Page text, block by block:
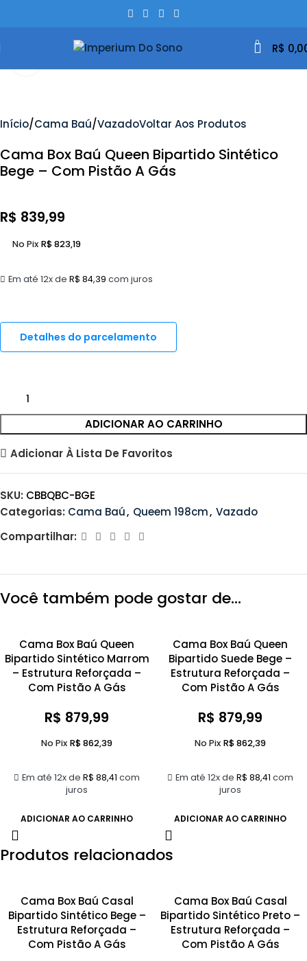
0 R$
Início Cama Baú VazadoVoltar Aos Produtos
Cama Box Baú Queen Bipartido Sintético
Bege – Com Pistão A Gás
R$ 839,99
Em até 12x de R$ 84,39 com juros
No Pix R$823,19
Detalhes do parcelamento
ADICIONAR AO CARRINHO
Adicionar À Lista De Favoritos
SKU: CBBQBC-BGE
Categorias: Cama Baú, Queem 198cm, Vazado
Compartilhar:
Você também pode gostar de…
Cama Box Baú Queen
Bipartido Sintético Marrom
– Estrutura Reforçada –
Com Pistão A Gás
R$ 879,99
Em até 12x de R$ 88,41 com
juros
No Pix R$862,39
ADICIONAR AO CARRINHO
Cama Box Baú Queen
Bipartido Suede Bege –
Estrutura Reforçada –
Com Pistão A Gás
R$ 879,99
Em até 12x de R$ 88,41 com
juros
No Pix R$862,39
ADICIONAR AO CARRINHO
Produtos relacionados
Cama Box Baú Casal
Bipartido Sintético Bege –
Estrutura Reforçada –
Com Pistão A Gás
Cama Box Baú Casal
Bipartido Sintético Preto –
Estrutura Reforçada –
Com Pistão A Gás